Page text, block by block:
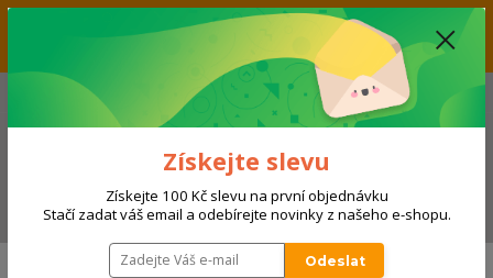
Vážení zákazníci, aktuálně nabízíme slevu až 33% na produkty
umístěné v kategorii VÝPRODEJ. Přejeme příjemný nákup! Váš tým E-
SHOPSPORT.CZ
Menu
+420 728 118 114 (Po-Ne, 9-20 hod.)
FOTBAL, FUTSAL Zápasové vybavení
Získejte slevu
Získejte 100 Kč slevu na první objednávku
Stačí zadat váš email a odebírejte novinky z našeho e-shopu.
Odeslat